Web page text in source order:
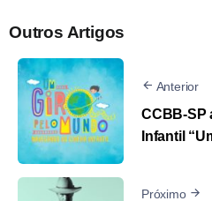
Outros Artigos
Anterior
CCBB-SP
Infantil
Próximo